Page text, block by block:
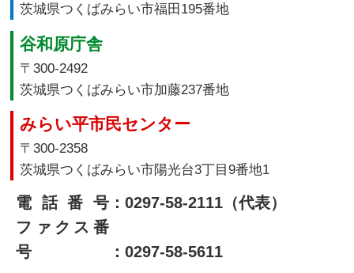
茨城県つくばみらい市福田195番地
谷和原庁舎
〒300-2492
茨城県つくばみらい市加藤237番地
みらい平市民センター
〒300-2358
茨城県つくばみらい市陽光台3丁目9番地1
電話番号：0297-58-2111（代表）
ファクス番
号
：0297-58-5611